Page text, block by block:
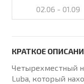
02.06 - 01.09
КРАТКОЕ
Четырехместный
Luba, который